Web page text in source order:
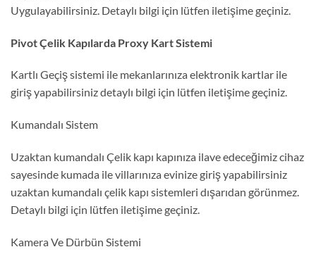
Uygulayabilirsiniz. Detaylı bilgi için lütfen iletişime geçiniz.
Pivot Çelik Kapılarda Proxy Kart Sistemi
Kartlı Geçiş sistemi ile mekanlarınıza elektronik kartlar ile
giriş yapabilirsiniz detaylı bilgi için lütfen iletişime geçiniz.
Kumandalı Sistem
Uzaktan kumandalı Çelik kapı kapınıza ilave edeceğimiz cihaz
sayesinde kumada ile villarınıza evinize giriş yapabilirsiniz
uzaktan kumandalı çelik kapı sistemleri dışarıdan görünmez.
Detaylı bilgi için lütfen iletişime geçiniz.
Kamera Ve Dürbün Sistemi